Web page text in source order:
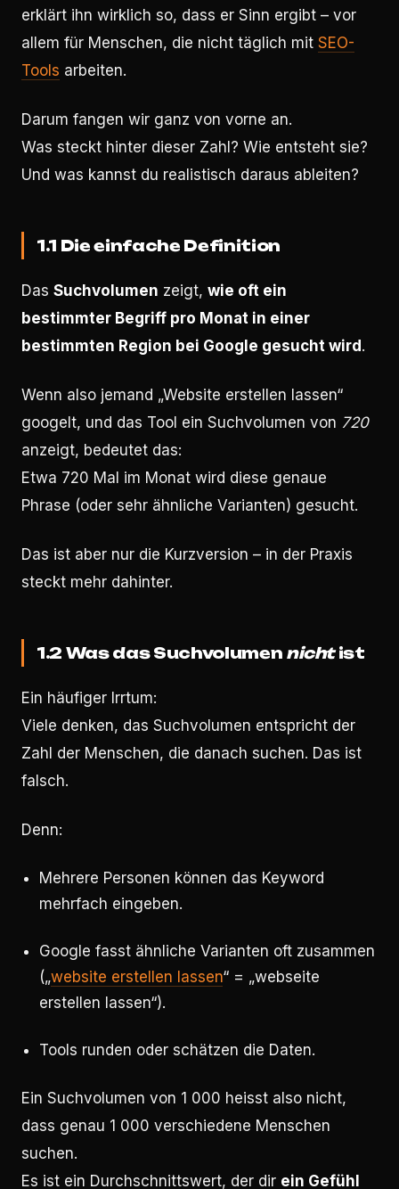
erklärt ihn wirklich so, dass er Sinn ergibt – vor
allem für Menschen, die nicht täglich mit SEO-
Tools arbeiten.
Darum fangen wir ganz von vorne an.
Was steckt hinter dieser Zahl? Wie entsteht sie?
Und was kannst du realistisch daraus ableiten?
1.1 Die einfache Definition
Das Suchvolumen zeigt, wie oft ein
bestimmter Begriff pro Monat in einer
bestimmten Region bei Google gesucht wird .
Wenn also jemand „Website erstellen lassen“
googelt, und das Tool ein Suchvolumen von 720
anzeigt, bedeutet das:
Etwa 720 Mal im Monat wird diese genaue
Phrase (oder sehr ähnliche Varianten) gesucht.
Das ist aber nur die Kurzversion – in der Praxis
steckt mehr dahinter.
1.2 Was das Suchvolumen nichtist
Ein häufiger Irrtum:
Viele denken, das Suchvolumen entspricht der
Zahl der Menschen, die danach suchen. Das ist
falsch.
Denn:
Mehrere Personen können das Keyword
mehrfach eingeben.
Google fasst ähnliche Varianten oft zusammen
(„website erstellen lassen“ = „webseite
erstellen lassen“).
Tools runden oder schätzen die Daten.
Ein Suchvolumen von 1 000 heisst also nicht,
dass genau 1 000 verschiedene Menschen
suchen.
Es ist ein Durchschnittswert, der dir ein Gefühl